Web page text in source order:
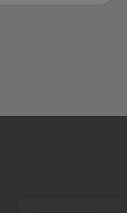
nuotate
di
rispetto